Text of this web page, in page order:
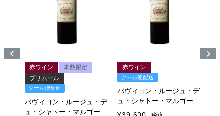
赤ワイン
本数限定
プリムール
クール便配送
パヴィヨン・ルージュ・デ
ュ・シャトー・マルゴー
赤ワイン
クール便配送
パヴィヨン・ルージュ・デ
ュ・シャトー・マルゴー
2016